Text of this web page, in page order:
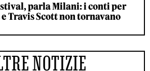
parla Milani: i conti per
Travis Scott non tornavano
NOTIZIE